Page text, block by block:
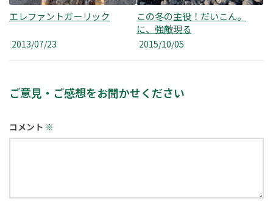
エレファントガーリック
2013/07/23
この冬の主役！だいこん。
に、強敵現る
2015/10/05
ご意見・ご感想をお聞かせください
コメント ※